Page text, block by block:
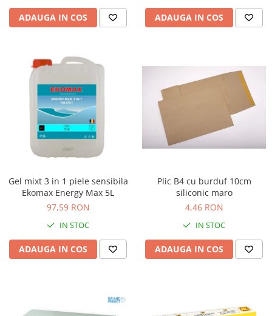
ADAUGA IN COS ADAUGA IN COS
Gel mixt 3 in 1 piele sensibila
Ekomax Energy Max 5L
97,59 RON
IN STOC
ADAUGA IN COS
Plic B4 cu burduf 10cm
siliconic maro
4,46 RON
IN STOC
ADAUGA IN COS